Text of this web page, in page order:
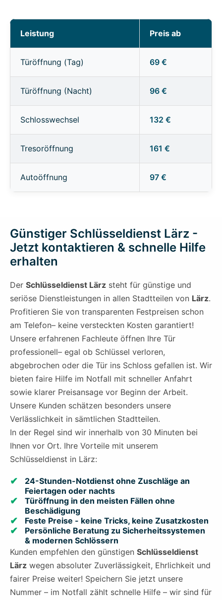
Leistung Preis ab
Türöffnung (Tag) 69 €
Türöffnung (Nacht) 96 €
Schlosswechsel 132 €
Tresoröffnung 161 €
Autoöffnung 97 €
Günstiger Schlüsseldienst Lärz -
Jetzt kontaktieren & schnelle Hilfe
erhalten
Der Schlüsseldienst Lärz steht für günstige und
seriöse Dienstleistungen in allen Stadtteilen von Lärz.
Profitieren Sie von transparenten Festpreisen schon
am Telefon– keine versteckten Kosten garantiert!
Unsere erfahrenen Fachleute öffnen Ihre Tür
professionell– egal ob Schlüssel verloren,
abgebrochen oder die Tür ins Schloss gefallen ist. Wir
bieten faire Hilfe im Notfall mit schneller Anfahrt
sowie klarer Preisansage vor Beginn der Arbeit.
Unsere Kunden schätzen besonders unsere
Verlässlichkeit in sämtlichen Stadtteilen.
In der Regel sind wir innerhalb von 30 Minuten bei
Ihnen vor Ort. Ihre Vorteile mit unserem
Schlüsseldienst in Lärz:
24-Stunden-Notdienst ohne Zuschläge an
Feiertagen oder nachts
Türöffnung in den meisten Fällen ohne
Beschädigung
Feste Preise - keine Tricks, keine Zusatzkosten
Persönliche Beratung zu Sicherheitssystemen
& modernen Schlössern
Kunden empfehlen den günstigen Schlüsseldienst
Lärz wegen absoluter Zuverlässigkeit, Ehrlichkeit und
fairer Preise weiter! Speichern Sie jetzt unsere
Nummer – im Notfall zählt schnelle Hilfe – wir sind für